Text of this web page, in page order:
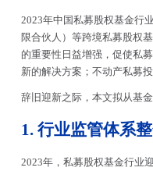
2023年中国私募股权基金行
限合伙人）等跨境私募股权
的重要性日益增强，促使私
新的解决方案；不动产私募
辞旧迎新之际，本文拟从基
1. 行业监管体系
2023年，私募股权基金行业